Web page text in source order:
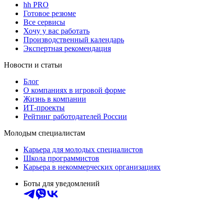
hh PRO
Готовое резюме
Все сервисы
Хочу у вас работать
Производственный календарь
Экспертная рекомендация
Новости и статьи
Блог
О компаниях в игровой форме
Жизнь в компании
ИТ-проекты
Рейтинг работодателей России
Молодым специалистам
Карьера для молодых специалистов
Школа программистов
Карьера в некоммерческих организациях
Боты для уведомлений